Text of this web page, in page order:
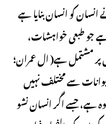
کو انسان بنایا ہے
جو طبعی خواہشات،
پر مشتمل ہے( ال عمران؛
سے مختلف نہیں
ہے، جسے اگر انسان نشو